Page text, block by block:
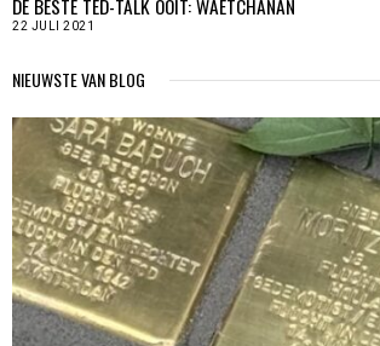
DE BESTE TED-TALK OOIT: WAETCHANAN
22 JULI 2021
NIEUWSTE VAN BLOG